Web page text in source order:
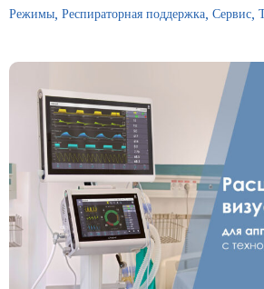
Режимы Респираторная поддержка Сервис